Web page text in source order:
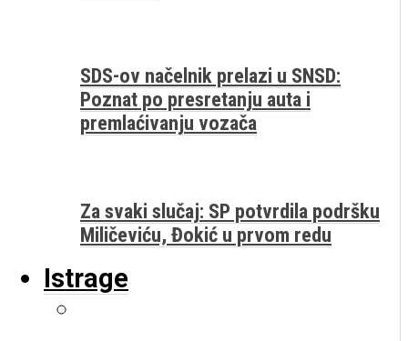
SDS-ov načelnik prelazi u SNSD:
Poznat po presretanju auta i
premlaćivanju vozača
Za svaki slučaj: SP potvrdila podršku
Miličeviću, Đokić u prvom redu
Istrage